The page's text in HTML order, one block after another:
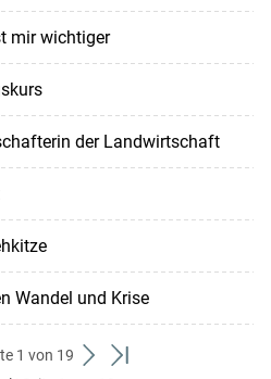
mir wichtiger
der Landwirtschaft
Wandel und Krise
1 von 19
weiterzum